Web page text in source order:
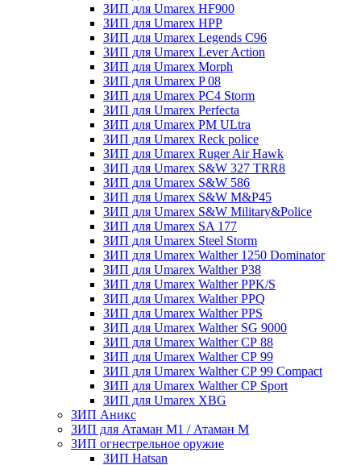
ЗИП для Umarex HF900
ЗИП для Umarex HPP
ЗИП для Umarex Legends C96
ЗИП для Umarex Lever Action
ЗИП для Umarex Morph
ЗИП для Umarex P 08
ЗИП для Umarex PC4 Storm
ЗИП для Umarex Perfecta
ЗИП для Umarex PM ULtra
ЗИП для Umarex Reck police
ЗИП для Umarex Ruger Air Hawk
ЗИП для Umarex S&W 327 TRR8
ЗИП для Umarex S&W 586
ЗИП для Umarex S&W M&P45
ЗИП для Umarex S&W Military&Police
ЗИП для Umarex SA 177
ЗИП для Umarex Steel Storm
ЗИП для Umarex Walther 1250 Dominator
ЗИП для Umarex Walther P38
ЗИП для Umarex Walther PPK/S
ЗИП для Umarex Walther PPQ
ЗИП для Umarex Walther PPS
ЗИП для Umarex Walther SG 9000
ЗИП для Umarex Walther СР 88
ЗИП для Umarex Walther СР 99
ЗИП для Umarex Walther СР 99 Compact
ЗИП для Umarex Walther СР Sport
ЗИП для Umarex XBG
ЗИП Аникс
ЗИП для Атаман М1 / Атаман М
ЗИП огнестрельное оружие
ЗИП Hatsan